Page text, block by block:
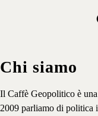
Chi siamo
Il Caffè Geopolitico è
2009 parliamo di politica